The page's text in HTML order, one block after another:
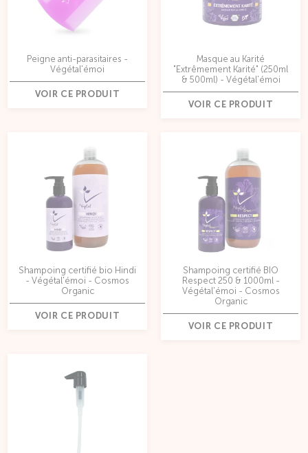
Peigne anti-parasitaires -
Végétal'émoi
VOIR CE PRODUIT
Masque au Karité
"Extrêmement Karité" (250ml
& 500ml) - Végétal'émoi
VOIR CE PRODUIT
Shampoing certifié bio Hindi
- Végétal'émoi - Cosmos
Organic
VOIR CE PRODUIT
Shampoing certifié BIO
Respect 250 & 1000ml -
Végétal'émoi - Cosmos
Organic
VOIR CE PRODUIT